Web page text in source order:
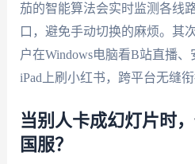
茄的智能算法会实时监测各线
口，避免手动切换的麻烦。其
户在Windows电脑看B站直播、
iPad上刷小红书，跨平台无缝衔
当别人卡成幻灯片时
国服？